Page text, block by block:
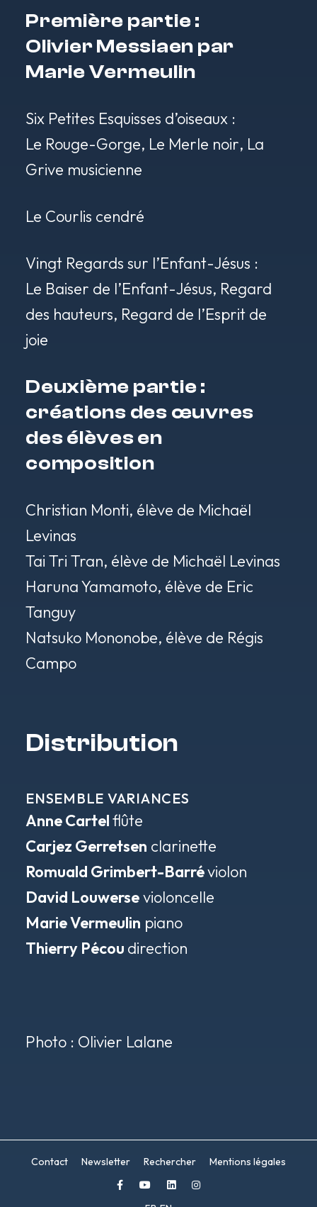
Première partie :
Olivier Messiaen par
Marie Vermeulin
Six Petites Esquisses d’oiseaux :
Le Rouge-Gorge, Le Merle noir, La
Grive musicienne
Le Courlis cendré
Vingt Regards sur l’Enfant-Jésus :
Le Baiser de l’Enfant-Jésus, Regard
des hauteurs, Regard de l’Esprit de
joie
Deuxième partie :
créations des œuvres
des élèves en
composition
Christian Monti, élève de Michaël
Levinas
Tai Tri Tran, élève de Michaël Levinas
Haruna Yamamoto, élève de Eric
Tanguy
Natsuko Mononobe, élève de Régis
Campo
Distribution
ENSEMBLE VARIANCES
Anne Cartelflûte
Carjez Gerretsen clarinette
Romuald Grimbert-Barréviolon
David Louwersevioloncelle
Marie Vermeulin piano
Thierry Pécou direction
Photo : Olivier Lalane
Contact Newsletter Rechercher Mentions légales